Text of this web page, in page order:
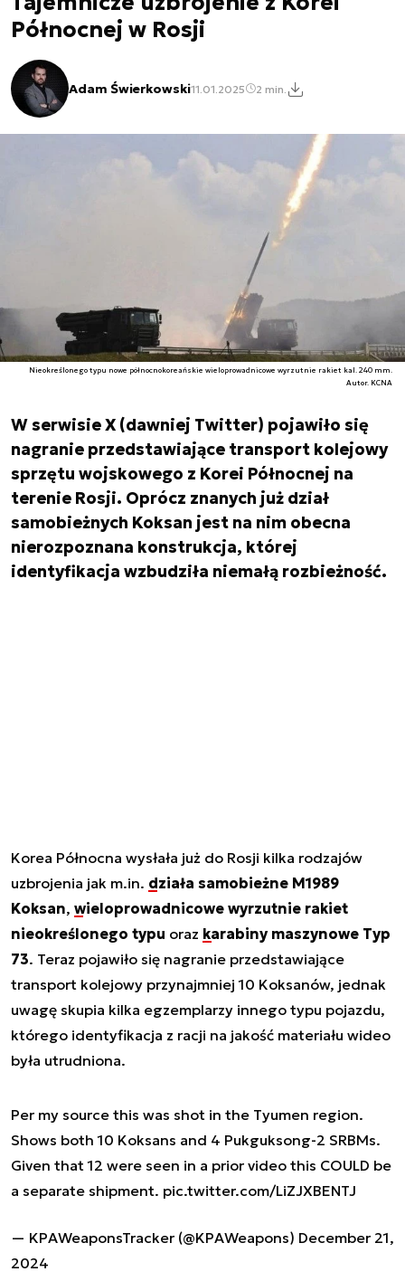
Północnej w Rosji
Adam Świerkowski11.01.2025 2 min.
Nieokreślonego typu nowe północnokoreańskie wieloprowadnicowe wyrzutnie rakiet kal. 240 mm.
Autor. KCNA
W serwisie X (dawniej Twitter) pojawiło się
nagranie przedstawiające transport kolejowy
sprzętu wojskowego z Korei Północnej na
terenie Rosji. Oprócz znanych już dział
samobieżnych Koksan jest na nim obecna
nierozpoznana konstrukcja, której
identyfikacja wzbudziła niemałą rozbieżność.
Korea Północna wysłała już do Rosji kilka rodzajów
uzbrojenia jak m.in. działa samobieżne M1989
Koksan, wieloprowadnicowe wyrzutnie rakiet
nieokreślonego typu oraz karabiny maszynowe Typ
73. Teraz pojawiło się nagranie przedstawiające
transport kolejowy przynajmniej 10 Koksanów, jednak
uwagę skupia kilka egzemplarzy innego typu pojazdu,
którego identyfikacja z racji na jakość materiału wideo
była utrudniona.
Per my source this was shot in the Tyumen region.
Shows both 10 Koksans and 4 Pukguksong-2 SRBMs.
Given that 12 were seen in a prior video this COULD be
a separate shipment. pic.twitter.com/LiZJXBENTJ
— KPAWeaponsTracker (@KPAWeapons) December 21,
2024